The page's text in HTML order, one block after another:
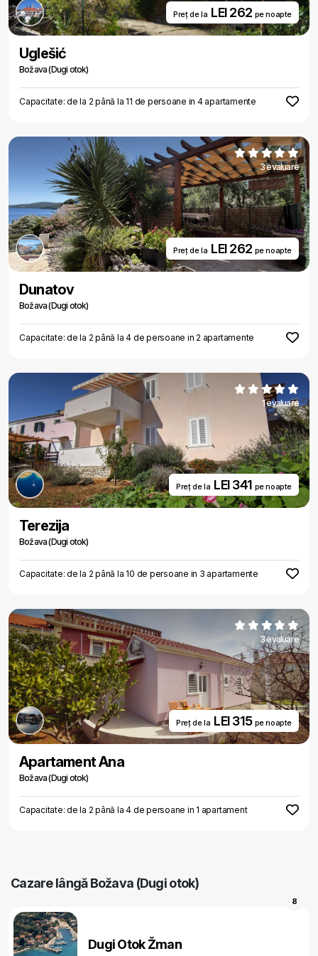
Preț de la LEI 262 pe noapte
Uglešić
Božava (Dugi otok)
Capacitate: de la 2 până la 11 de persoane in 4 apartamente
3 evaluare
Preț de la LEI 262 pe noapte
Dunatov
Božava (Dugi otok)
Capacitate: de la 2 până la 4 de persoane in 2 apartamente
1 evaluare
Preț de la LEI 341 pe noapte
Terezija
Božava (Dugi otok)
Capacitate: de la 2 până la 10 de persoane in 3 apartamente
3 evaluare
Preț de la LEI 315 pe noapte
Apartament Ana
Božava (Dugi otok)
Capacitate: de la 2 până la 4 de persoane in 1 apartament
Cazare lângă Božava (Dugi otok)
Dugi Otok Žman
8